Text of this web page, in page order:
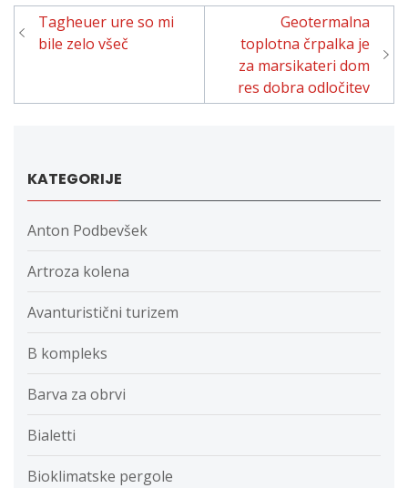
Navigacija
prispevka
Tagheuer ure so mi
bile zelo všeč
Geotermalna
toplotna črpalka je
za marsikateri dom
res dobra odločitev
KATEGORIJE
Anton Podbevšek
Artroza kolena
Avanturistični turizem
B kompleks
Barva za obrvi
Bialetti
Bioklimatske pergole